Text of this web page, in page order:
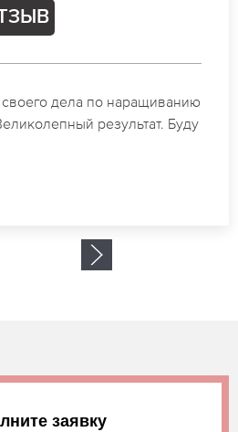
наращивание
мероприятия. За 2 часа
заявку